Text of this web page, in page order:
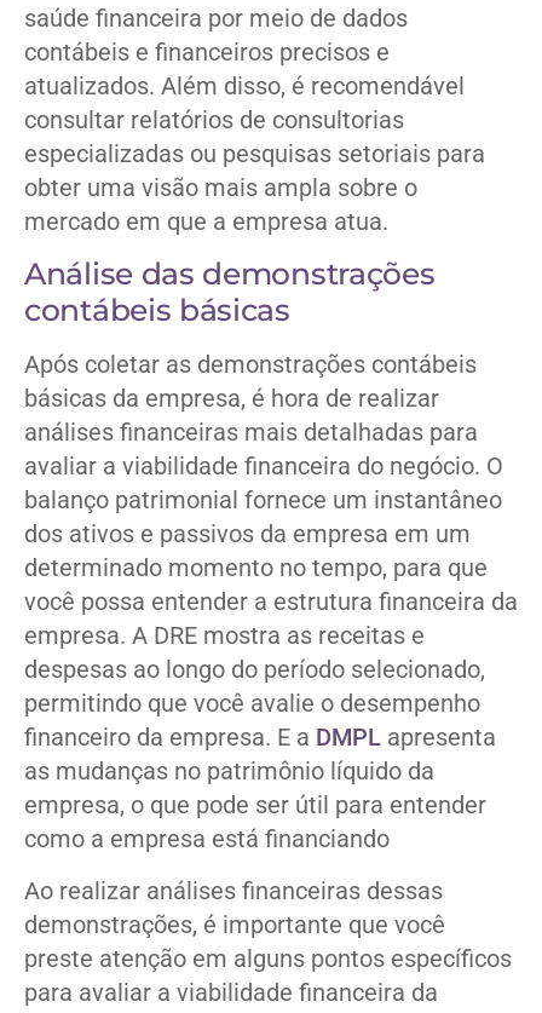
saúde financeira por meio de dados
contábeis e financeiros precisos e
atualizados. Além disso, é recomendável
consultar relatórios de consultorias
especializadas ou pesquisas setoriais para
obter uma visão mais ampla sobre o
mercado em que a empresa atua.
Análise das demonstrações
contábeis básicas
Após coletar as demonstrações contábeis
básicas da empresa, é hora de realizar
análises financeiras mais detalhadas para
avaliar a viabilidade financeira do negócio. O
balanço patrimonial fornece um instantâneo
dos ativos e passivos da empresa em um
determinado momento no tempo, para que
você possa entender a estrutura financeira da
empresa. A DRE mostra as receitas e
despesas ao longo do período selecionado,
permitindo que você avalie o desempenho
financeiro da empresa. E a DMPL apresenta
as mudanças no patrimônio líquido da
empresa, o que pode ser útil para entender
como a empresa está financiando
Ao realizar análises financeiras dessas
demonstrações, é importante que você
preste atenção em alguns pontos específicos
para avaliar a viabilidade financeira da